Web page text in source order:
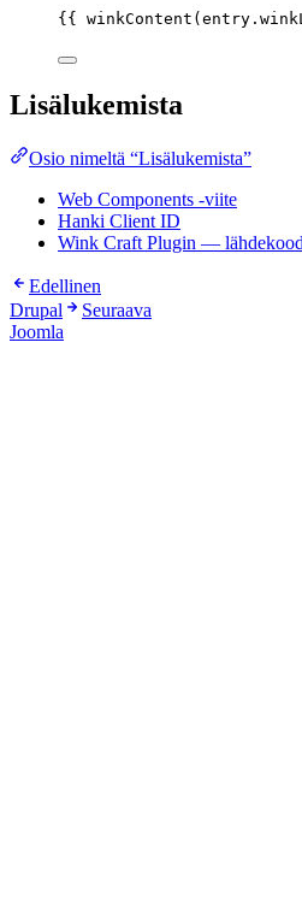
{{ winkContent ( entry .
Lisälukemista
Osio nimeltä “Lisälukemista”
Web Components -viite
Hanki Client ID
Wink Craft Plugin —
Edellinen
Drupal
Seuraava
Joomla